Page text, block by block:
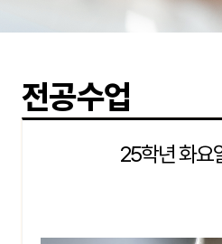
전공수업
25학년 화요